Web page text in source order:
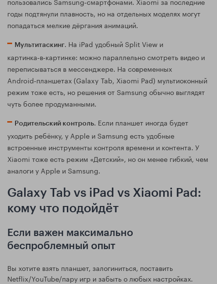
годы подтянули плавность, но на отдельных моделях могут
попадаться мелкие дёргания анимаций.
Мультитаскинг. На iPad удобный Split View и
картинка‑в‑картинке: можно параллельно смотреть видео и
переписываться в мессенджере. На современных
Android‑планшетах (Galaxy Tab, Xiaomi Pad) мультиоконный
режим тоже есть, но решения от Samsung обычно выглядят
чуть более продуманными.
Родительский контроль. Если планшет иногда будет
уходить ребёнку, у Apple и Samsung есть удобные
встроенные инструменты контроля времени и контента. У
Xiaomi тоже есть режим «Детский», но он менее гибкий, чем
аналоги у Apple и Samsung.
Galaxy Tab vs iPad vs Xiaomi Pad:
кому что подойдёт
Если важен максимально
беспроблемный опыт
Вы хотите взять планшет, залогиниться, поставить
Netflix/YouTube/пару игр и забыть о любых настройках.